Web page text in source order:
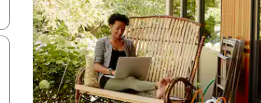
vya vishale vya juu na chini au uchunguze kwa